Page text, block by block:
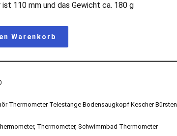
ist 110 mm und das Gewicht ca. 180 g
Warenkorb
Thermometer Telestange Bodensaugkopf Kescher Bürsten
, Thermometer,Schwimmbad Thermometer